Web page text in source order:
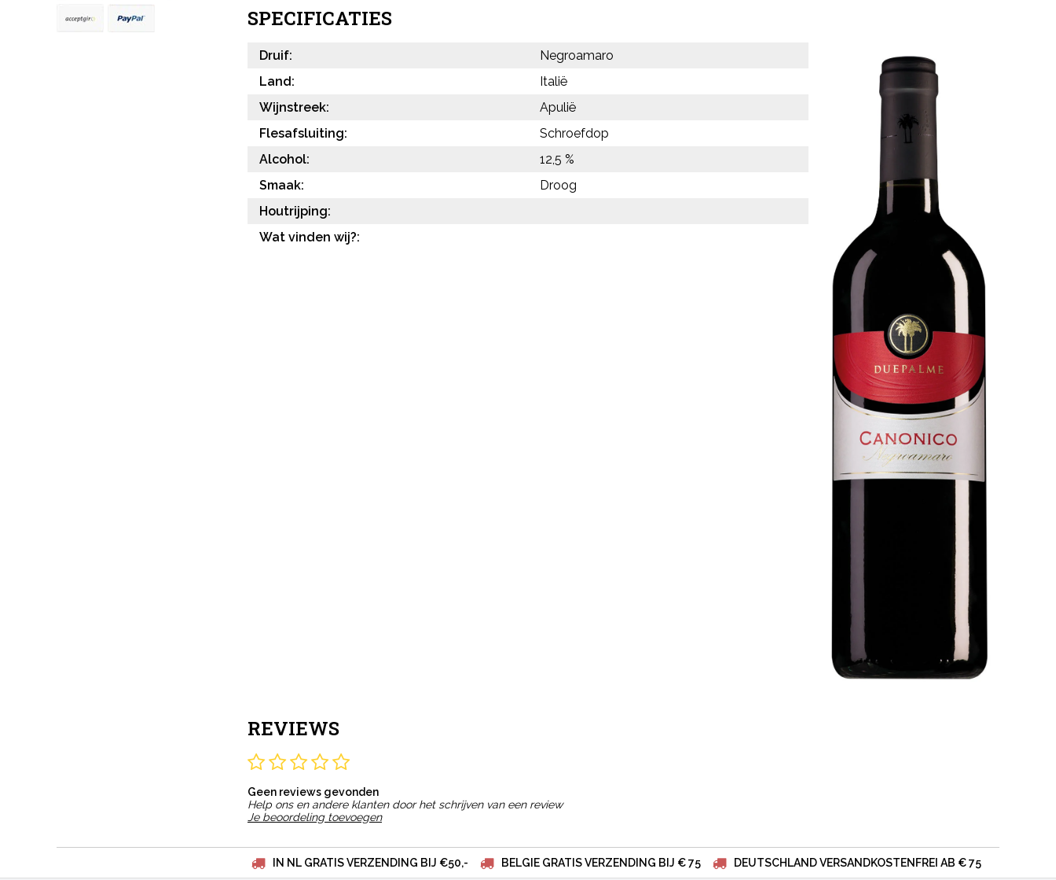
SPECIFICATIES
Druif:
Negroamaro
Land:
Italië
Wijnstreek:
Apulië
Flesafsluiting:
Schroefdop
Alcohol:
12,5 %
Smaak:
Droog
Houtrijping:
Wat vinden wij?:
REVIEWS
Geen reviews gevonden
Help ons en andere klanten door het schrijven van een review
Je beoordeling toevoegen
IN NL GRATIS VERZENDING BIJ €50,- BELGIE GRATIS VERZENDING BIJ € 75 DEUTSCHLAND VERSANDKOSTENFREI AB € 75